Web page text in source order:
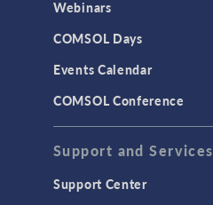
Webinars
COMSOL Days
Events Calendar
COMSOL Conference
Support and Services
Support Center